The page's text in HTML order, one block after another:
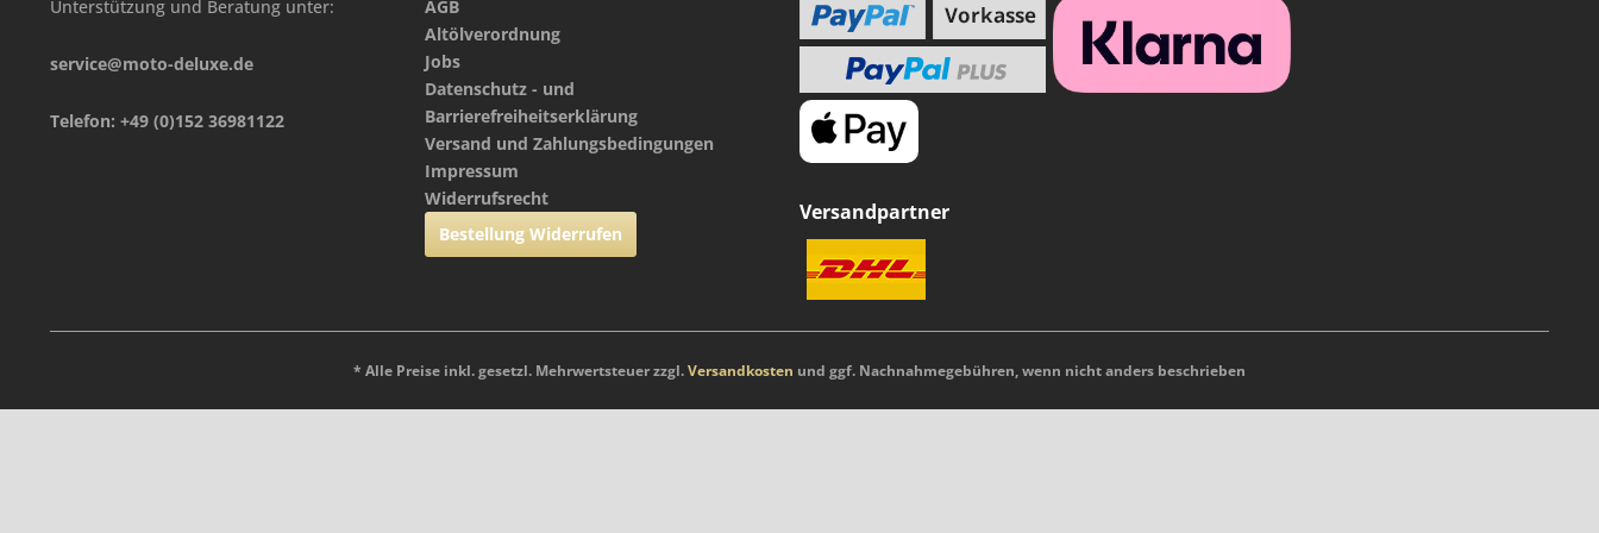
Unterstützung und Beratung unter:
service@moto-deluxe.de
Telefon: +49 (0)152 36981122
AGB
Altölverordnung
Jobs
Datenschutz - und
Barrierefreiheitserklärung
Versand und Zahlungsbedingungen
Impressum
Widerrufsrecht
Bestellung Widerrufen
Versandpartner
* Alle Preise inkl. gesetzl. Mehrwertsteuer zzgl.Versandkosten und ggf. Nachnahmegebühren, wenn nicht anders beschrieben